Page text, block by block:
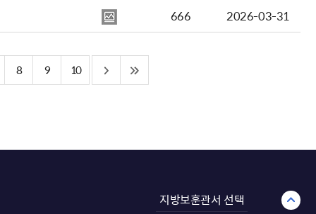
666
2026-03-31
8 9 10
지방보훈관서 선택